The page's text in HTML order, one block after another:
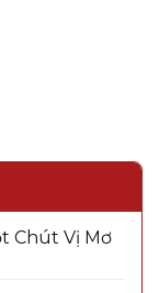
Chút Vị Mơ